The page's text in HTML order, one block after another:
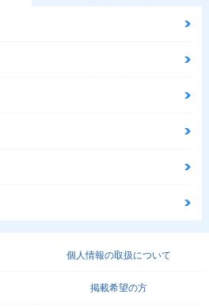
個人情報の取扱について
掲載希望の方